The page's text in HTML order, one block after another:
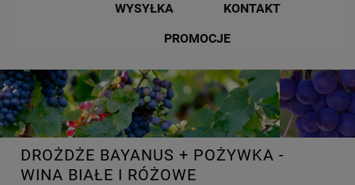
WYSYŁKA
KONTAKT
PROMOCJE
DROŻDŻE BAYANUS + POŻYWKA -
WINA BIAŁE I RÓŻOWE